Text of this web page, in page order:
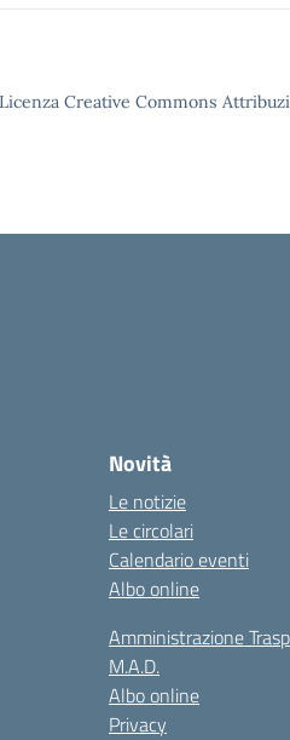
Creative Commons
Novità
Le notizie
Le circolari
Calendario eventi
Albo online
Amministrazione
M.A.D.
Albo online
Privacy